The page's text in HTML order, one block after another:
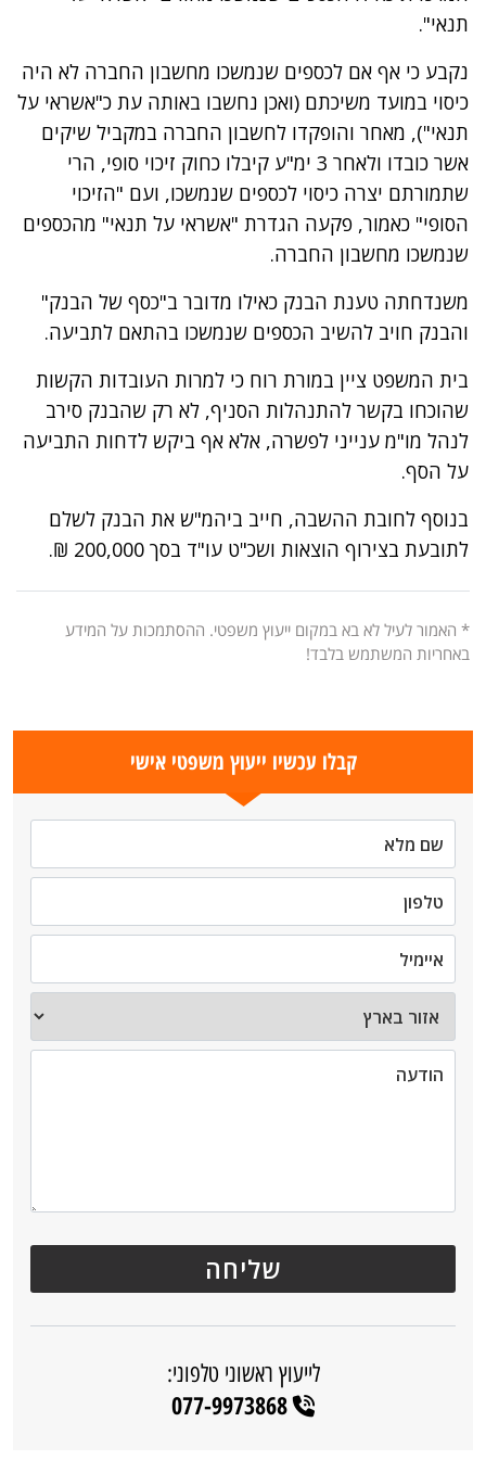
תנאי".
נקבע כי אף אם לכספים שנמשכו מחשבון החברה לא היה
כיסוי במועד משיכתם (ואכן נחשבו באותה עת כ"אשראי על
תנאי"), מאחר והופקדו לחשבון החברה במקביל שיקים
אשר כובדו ולאחר 3 ימ"ע קיבלו כחוק זיכוי סופי, הרי
שתמורתם יצרה כיסוי לכספים שנמשכו, ועם "הזיכוי
הסופי" כאמור, פקעה הגדרת "אשראי על תנאי" מהכספים
שנמשכו מחשבון החברה.
משנדחתה טענת הבנק כאילו מדובר ב"כסף של הבנק"
והבנק חויב להשיב הכספים שנמשכו בהתאם לתביעה.
בית המשפט ציין במורת רוח כי למרות העובדות הקשות
שהוכחו בקשר להתנהלות הסניף, לא רק שהבנק סירב
לנהל מו"מ ענייני לפשרה, אלא אף ביקש לדחות התביעה
על הסף.
בנוסף לחובת ההשבה, חייב ביהמ"ש את הבנק לשלם
לתובעת בצירוף הוצאות ושכ"ט עו"ד בסך 200,000 ₪.
* האמור לעיל לא בא במקום ייעוץ משפטי. ההסתמכות על המידע
באחריות המשתמש בלבד!
קבלו עכשיו ייעוץ משפטי אישי
לייעוץ ראשוני טלפוני:
077-9973868